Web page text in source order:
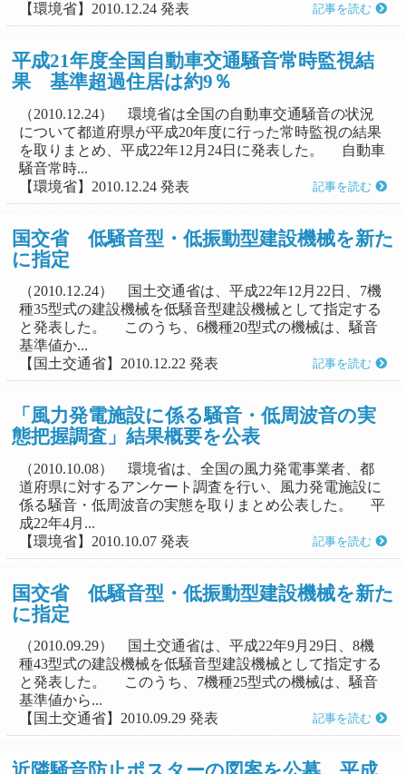
【環境省】2010.12.24 発表
記事を読む
平成21年度全国自動車交通騒音常時監視結
果 基準超過住居は約9％
（2010.12.24） 環境省は全国の自動車交通騒音の状況
について都道府県が平成20年度に行った常時監視の結果
を取りまとめ、平成22年12月24日に発表した。 自動車
騒音常時...
【環境省】2010.12.24 発表
記事を読む
国交省 低騒音型・低振動型建設機械を新た
に指定
（2010.12.24） 国土交通省は、平成22年12月22日、7機
種35型式の建設機械を低騒音型建設機械として指定する
と発表した。 このうち、6機種20型式の機械は、騒音
基準値か...
【国土交通省】2010.12.22 発表
記事を読む
「風力発電施設に係る騒音・低周波音の実
態把握調査」結果概要を公表
（2010.10.08） 環境省は、全国の風力発電事業者、都
道府県に対するアンケート調査を行い、風力発電施設に
係る騒音・低周波音の実態を取りまとめ公表した。 平
成22年4月...
【環境省】2010.10.07 発表
記事を読む
国交省 低騒音型・低振動型建設機械を新た
に指定
（2010.09.29） 国土交通省は、平成22年9月29日、8機
種43型式の建設機械を低騒音型建設機械として指定する
と発表した。 このうち、7機種25型式の機械は、騒音
基準値から...
【国土交通省】2010.09.29 発表
記事を読む